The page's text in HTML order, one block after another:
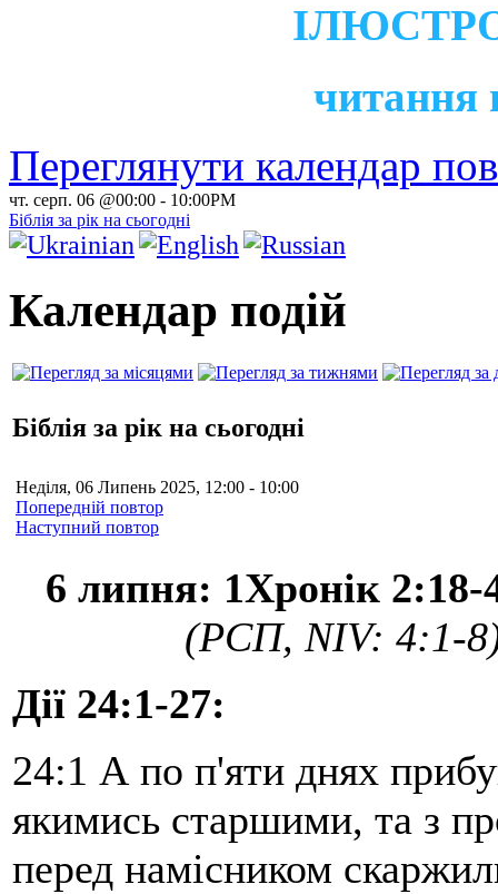
читання
Переглянути календар
чт. серп. 06 @00:00 - 10:00PM
Біблія за рік на сьогодні
Календар подій
Біблія за рік на сьогодні
Неділя, 06 Липень 2025, 12:00 - 10:00
Попередній повтор
Наступний повтор
6 липня: 1Хронік
(РСП, NIV: 4:1-
Дії 24:1-27:
24:1 А по п'яти днях
якимись старшими, та з
перед намісником